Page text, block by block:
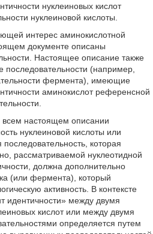
нуклеиновых кислот
нуклеиновой кислоты.
интерес аминокислотной
документе описаны
Настоящее описание также
последовательности (например,
фермента), имеющие
аминокислот референсной
настоящем описании
нуклеиновой кислоты или
которая
рассматриваемой нуклеотидной
должна дополнительно
(или фермента), который
активность. В контексте
идентичности» между двумя
кислот или между двумя
определяется путем